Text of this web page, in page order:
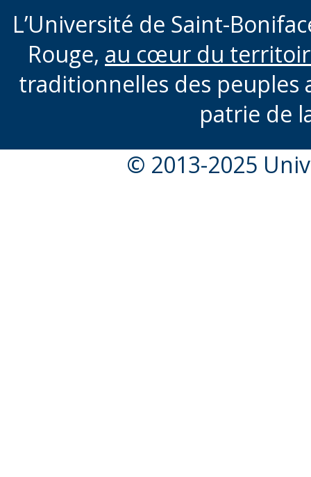
L’Université de Saint-
Rouge, au cœur du
traditionnelles des peuples
patrie de
© 2013-2025